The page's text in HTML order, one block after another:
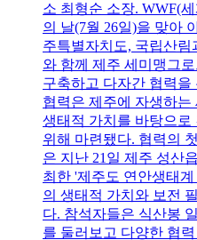
소 최형순 소장. WWF(
의 날(7월 26일)을 맞아
주특별자치도, 국립산림
와 함께 제주 세미맹그
구축하고 다자간 협력을
협력은 제주에 자생하는
생태적 가치를 바탕으로
위해 마련됐다. 협력의
은 지난 21일 제주 성산
최한 '제주도 연안생태
의 생태적 가치와 보전
다. 참석자들은 식산봉
를 둘러보고 다양한 협